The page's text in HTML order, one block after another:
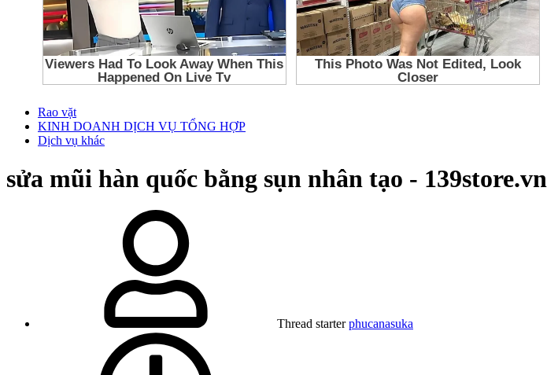
Rao vặt
KINH DOANH DỊCH VỤ TỔNG HỢP
Dịch vụ khác
sửa mũi hàn quốc bằng sụn nhân tạo - 139store.vn
Thread starter phucanasuka